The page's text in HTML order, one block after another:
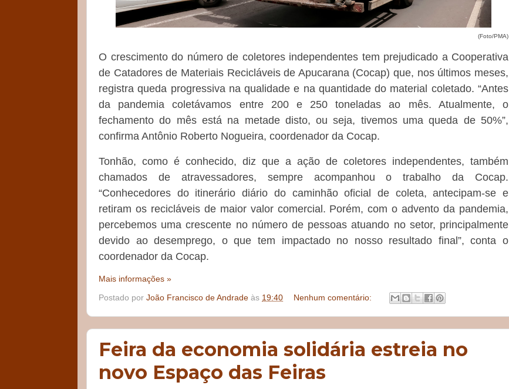
(Foto/PMA)
O crescimento do número de coletores independentes tem prejudicado a Cooperativa
de Catadores de Materiais Recicláveis de Apucarana (Cocap) que, nos últimos meses,
registra queda progressiva na qualidade e na quantidade do material coletado. “Antes
da pandemia coletávamos entre 200 e 250 toneladas ao mês. Atualmente, o
fechamento do mês está na metade disto, ou seja, tivemos uma queda de 50%”,
confirma Antônio Roberto Nogueira, coordenador da Cocap.
Tonhão, como é conhecido, diz que a ação de coletores independentes, também
chamados de atravessadores, sempre acompanhou o trabalho da Cocap.
“Conhecedores do itinerário diário do caminhão oficial de coleta, antecipam-se e
retiram os recicláveis de maior valor comercial. Porém, com o advento da pandemia,
percebemos uma crescente no número de pessoas atuando no setor, principalmente
devido ao desemprego, o que tem impactado no nosso resultado final”, conta o
coordenador da Cocap.
Mais informações »
Postado por João Francisco de Andrade às 19:40 Nenhum comentário:
Feira da economia solidária estreia no
novo Espaço das Feiras